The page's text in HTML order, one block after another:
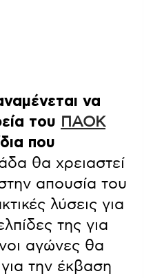
να
του ΠΑΟΚ
που
θα χρειαστεί
απουσία του
λύσεις για
της για
αγώνες θα
για την έκβαση